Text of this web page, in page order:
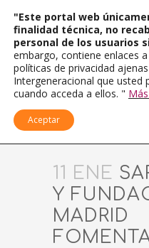
11 ENE
Y
MADRID
"Este portal web
finalidad técnica, no
personal de los usuarios
embargo, contiene enlaces
políticas de privacidad
Intergeneracional que usted
cuando acceda a ellos. "
Aceptar